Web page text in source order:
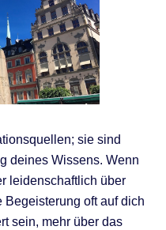
sie sind
deines Wissens. Wenn
leidenschaftlich über
oft auf dich
sein, mehr über das